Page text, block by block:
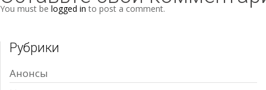
You must be logged in to post a comment.
Рубрики
Анонсы